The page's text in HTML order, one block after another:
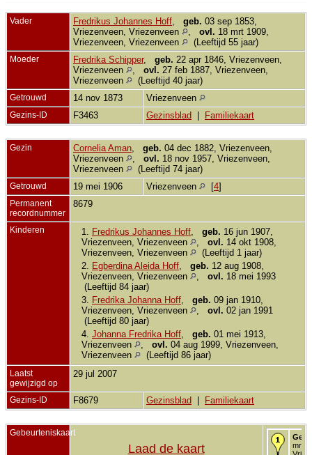
Vader Fredrikus Johannes Hoff geb. 03 sep 1853,
Vriezenveen, Vriezenveen
ovl. 18 mrt 1909,
Vriezenveen, Vriezenveen
(Leeftijd 55 jaar)
Moeder Fredrika Schipper, geb. 22 apr 1846, Vriezenveen,
Vriezenveen
ovl. 27 feb 1887, Vriezenveen,
Vriezenveen
(Leeftijd 40 jaar)
Getrouwd 14 nov 1873 Vriezenveen
Gezins-ID F3463 Gezinsblad Familiekaart
Gezin Cornelia Aman geb. 04 dec 1882, Vriezenveen,
Vriezenveen
ovl. 18 nov 1957, Vriezenveen,
Vriezenveen
(Leeftijd 74 jaar)
Getrouwd 19 mei 1906 Vriezenveen [4]
Permanent
recordnummer
8679
Kinderen 1. Fredrikus Johannes Hoff geb. 16 jun 1907,
Vriezenveen, Vriezenveen
ovl. 14 okt 1908,
Vriezenveen, Vriezenveen
(Leeftijd 1 jaar)
2.
Egberdina Aleida Hoff geb. 12 aug 1908,
Vriezenveen, Vriezenveen
ovl. 18 mei 1993
(Leeftijd 84 jaar)
3.
Fredrika Johanna Hoff geb. 09 jan 1910,
Vriezenveen, Vriezenveen
ovl. 02 jan 1991
(Leeftijd 80 jaar)
4. Johanna Fredrika Hoff geb. 01 mei 1913,
Vriezenveen
ovl. 04 aug 1999, Vriezenveen,
Vriezenveen
(Leeftijd 86 jaar)
Laatst
gewijzigd op
29 jul 2007
Gezins-ID F8679 Gezinsblad Familiekaart
Gebeurteniskaart
Laad de kaart
mrt